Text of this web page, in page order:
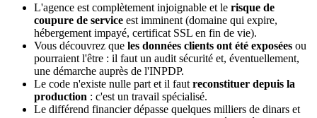
L'agence est complètement injoignable et le risque de
coupure de service est imminent (domaine qui expire,
hébergement impayé, certificat SSL en fin de vie).
Vous découvrez que les données clients ont été exposées ou
pourraient l'être : il faut un audit sécurité et, éventuellement,
une démarche auprès de l'INPDP.
Le code n'existe nulle part et il faut reconstituer depuis la
production : c'est un travail spécialisé.
Le différend financier dépasse quelques milliers de dinars et